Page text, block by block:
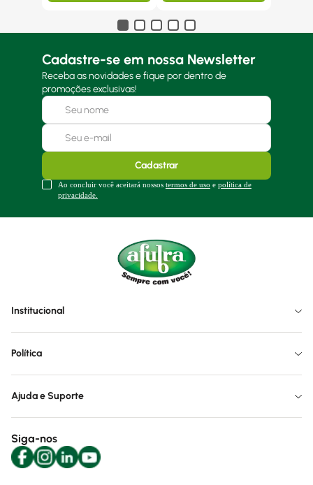
Cadastre-se em nossa Newsletter
Receba as novidades e fique por dentro de
promoções exclusivas!
Cadastrar
Ao concluir você aceitará nossos termos de uso e política de
privacidade.
Institucional
Política
Ajuda e Suporte
Siga-nos